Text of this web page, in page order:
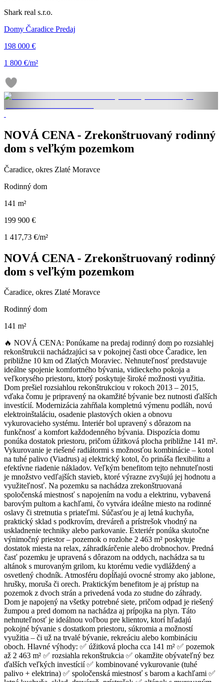
Shark real s.r.o.
Domy Čaradice Predaj
198 000 €
1 800 €/m²
NOVÁ CENA - Zrekonštruovaný rodinný
dom s veľkým pozemkom
Čaradice, okres Zlaté Moravce
Rodinný dom
141 m²
199 900 €
1 417,73 €/m²
NOVÁ CENA - Zrekonštruovaný rodinný
dom s veľkým pozemkom
Čaradice, okres Zlaté Moravce
Rodinný dom
141 m²
🔥 NOVÁ CENA: Ponúkame na predaj rodinný dom po rozsiahlej
rekonštrukcii nachádzajúci sa v pokojnej časti obce Čaradice, len
približne 10 km od Zlatých Moraviec. Nehnuteľnosť predstavuje
ideálne spojenie komfortného bývania, vidieckeho pokoja a
veľkorysého priestoru, ktorý poskytuje široké možnosti využitia.
Dom prešiel rozsiahlou rekonštrukciou v rokoch 2013 – 2015,
vďaka čomu je pripravený na okamžité bývanie bez nutnosti ďalších
investícií. Modernizácia zahŕňala kompletnú výmenu podláh, novú
elektroinštaláciu, osadenie plastových okien a obnovu
vykurovacieho systému. Interiér bol upravený s dôrazom na
funkčnosť a komfort každodenného bývania. Dispozícia domu
ponúka dostatok priestoru, pričom úžitková plocha približne 141 m².
Vykurovanie je riešené radiátormi s možnosťou kombinácie – kotol
na tuhé palivo (Viadrus) aj elektrický kotol, čo prináša flexibilitu a
efektívne riadenie nákladov. Veľkým benefitom tejto nehnuteľnosti
je množstvo vedľajších stavieb, ktoré výrazne zvyšujú jej hodnotu a
využiteľnosť. Na pozemku sa nachádza zrekonštruovaná
spoločenská miestnosť s napojením na vodu a elektrinu, vybavená
barovým pultom a kachľami, čo vytvára ideálne miesto na rodinné
oslavy či stretnutia s priateľmi. Súčasťou je aj letná kuchyňa,
praktický sklad s podkrovím, dreváreň a prístrešok vhodný na
uskladnenie techniky alebo parkovanie. Exteriér ponúka skutočne
výnimočný priestor – pozemok o rozlohe 2 463 m² poskytuje
dostatok miesta na relax, záhradkárčenie alebo drobnochov. Predná
časť pozemku je upravená s dôrazom na oddych, nachádza sa tu
altánok s murovaným grilom, ku ktorému vedie vydláždený a
osvetlený chodník. Atmosféru dopĺňajú ovocné stromy ako jablone,
hrušky, moruša či orech. Praktickým benefitom je aj prístup na
pozemok z dvoch strán a privedená voda zo studne do záhrady.
Dom je napojený na všetky potrebné siete, pričom odpad je riešený
žumpou a pred domom na nachádza aj prípojka na plyn. Táto
nehnuteľnosť je ideálnou voľbou pre klientov, ktorí hľadajú
pokojné bývanie s dostatkom priestoru, súkromia a možností
využitia – či už na trvalé bývanie, rekreáciu alebo kombináciu
oboch. Hlavné výhody: ✅ úžitková plocha cca 141 m² ✅ pozemok
až 2 463 m² ✅ rozsiahla rekonštrukcia ✅ okamžite obývateľný bez
ďalších veľkých investícií ✅ kombinované vykurovanie (tuhé
palivo + elektrina) ✅ spoločenská miestnosť s barom a kachľami ✅